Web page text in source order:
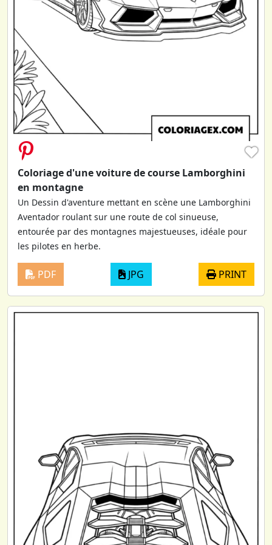
♥
Coloriage d'une voiture de course Lamborghini
en montagne
Un Dessin d'aventure mettant en scène une Lamborghini
Aventador roulant sur une route de col sinueuse,
entourée par des montagnes majestueuses, idéale pour
les pilotes en herbe.
PDF JPG PRINT